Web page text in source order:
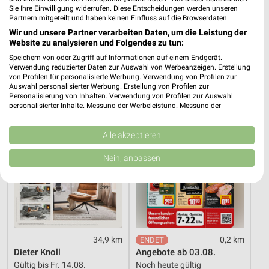
50,1 km
Angebote ab 11.07.
Noch heute gültig
34,9 km
Wohnen Spezial
Gültig bis Fr. 14.08.
XXXLutz
34,9 km
Dieter Knoll
Gültig bis Fr. 14.08.
REWE
0,2 km
Angebote ab 03.08.
Noch heute gültig
Sie Ihre Einwilligung widerrufen. Diese Entscheidungen werden unseren
Partnern mitgeteilt und haben keinen Einfluss auf die Browserdaten.
Wir und unsere Partner verarbeiten Daten, um die Leistung der
Website zu analysieren und Folgendes zu tun:
Speichern von oder Zugriff auf Informationen auf einem Endgerät.
Verwendung reduzierter Daten zur Auswahl von Werbeanzeigen. Erstellung
von Profilen für personalisierte Werbung. Verwendung von Profilen zur
Auswahl personalisierter Werbung. Erstellung von Profilen zur
Personalisierung von Inhalten. Verwendung von Profilen zur Auswahl
personalisierter Inhalte. Messung der Werbeleistung. Messung der
Kombinationen von Daten aus verschiedenen Quellen. Entwicklung und
Verbesserung der Angebote. Verwendung reduzierter Daten zur Auswahl
von Inhalten.
Daten können außerhalb der Europäischen Union weitergegeben und in die
USA gesendet werden.
Website/App.
Partnerliste anzeigen (1 IAB-Anbieter)
Wir nutzen Ihre Daten für folgende Zwecke:
Speichern von oder Zugriff auf Informationen
auf einem Endgerät
Alle akzeptieren
Nein, anpassen